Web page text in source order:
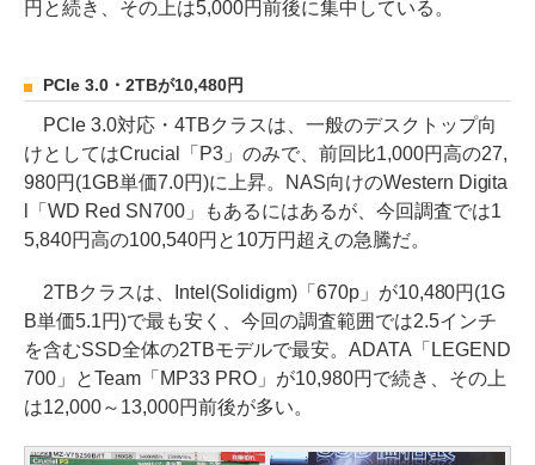
円と続き、その上は5,000円前後に集中している。
PCIe 3.0・2TBが10,480円
PCIe 3.0対応・4TBクラスは、一般のデスクトップ向
けとしてはCrucial「P3」のみで、前回比1,000円高の27,
980円(1GB単価7.0円)に上昇。NAS向けのWestern Digita
l「WD Red SN700」もあるにはあるが、今回調査では1
5,840円高の100,540円と10万円超えの急騰だ。
2TBクラスは、Intel(Solidigm)「670p」が10,480円(1G
B単価5.1円)で最も安く、今回の調査範囲では2.5インチ
を含むSSD全体の2TBモデルで最安。ADATA「LEGEND
700」とTeam「MP33 PRO」が10,980円で続き、その上
は12,000～13,000円前後が多い。